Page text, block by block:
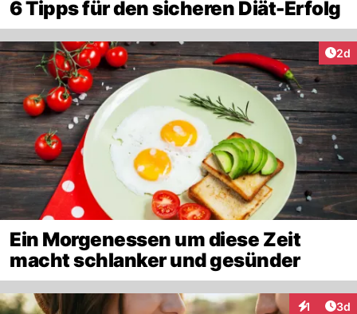
6 Tipps für den sicheren Diät-Erfolg
2d
Ein Morgenessen um diese Zeit
macht schlanker und gesünder
1 3d